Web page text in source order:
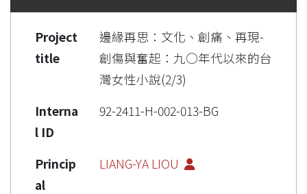
Project
title
邊緣再思：文化、創痛、再現-
創傷與奮起：九○年代以來的台
灣女性小說(2/3)
Interna
l ID
92-2411-H-002-013-BG
Princip
al
LIANG-YA LIOU